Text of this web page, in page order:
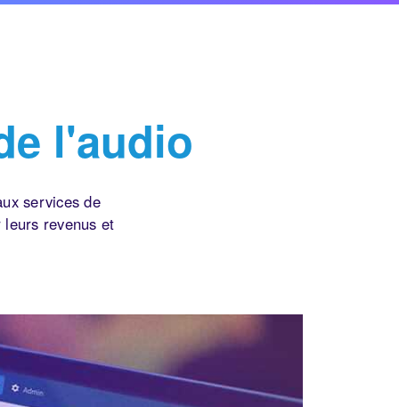
l'audio
services de
revenus et